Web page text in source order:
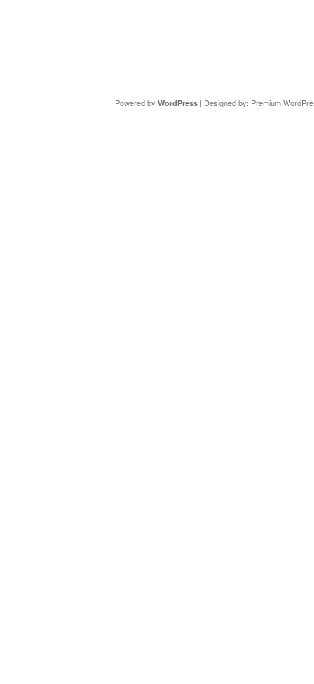
Powered by WordPress| Designed by: Premium